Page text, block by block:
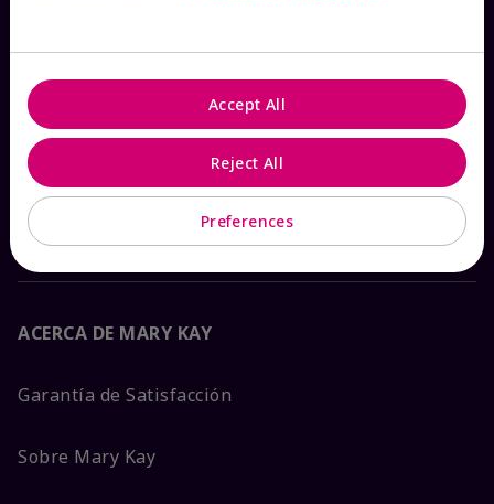
Contáctanos
Catálogos interactivos
Preguntas frecuentes
ACERCA DE MARY KAY
Garantía de Satisfacción
Sobre Mary Kay
Preferences
Reject All
Accept All